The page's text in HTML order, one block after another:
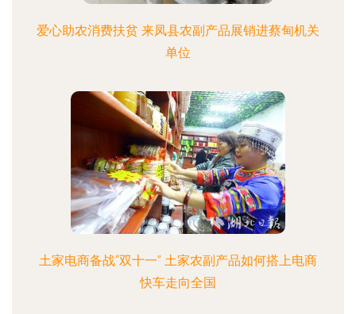
爱心助农消费扶贫 来凤县农副产品展销进蔡甸机关
单位
土家电商备战“双十一” 土家农副产品如何搭上电商
快车走向全国